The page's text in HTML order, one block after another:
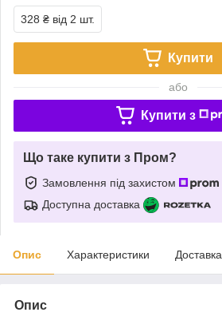
328 ₴ від 2 шт.
Купити
або
Купити з
Що таке купити з Пром?
Замовлення під захистом
Доступна доставка
Опис Характеристики Доставка
Опис